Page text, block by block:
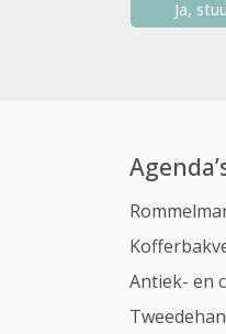
Antiek- en